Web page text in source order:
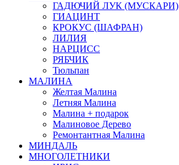
ГАДЮЧИЙ ЛУК (МУСКАРИ)
ГИАЦИНТ
КРОКУС (ШАФРАН)
ЛИЛИЯ
НАРЦИСС
РЯБЧИК
Тюльпан
МАЛИНА
Желтая Малина
Летняя Малина
Малина + подарок
Малиновое Дерево
Ремонтантная Малина
МИНДАЛЬ
МНОГОЛЕТНИКИ